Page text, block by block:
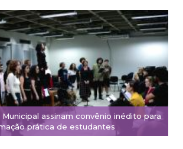
assinam convênio inédito para
prática de estudantes